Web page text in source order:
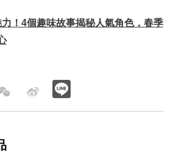
！4個趣味故事揭秘人氣角色，春季